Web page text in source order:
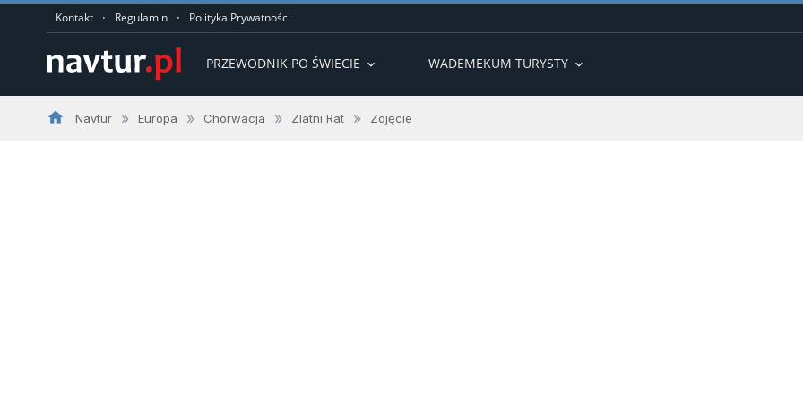
Kontakt · Regulamin · Polityka Prywatności
PRZEWODNIK PO ŚWIECIE expand_more WADEMEKUM TURYSTY expand_more
home Navtur » Europa » Chorwacja » Zlatni Rat » Zdjęcie